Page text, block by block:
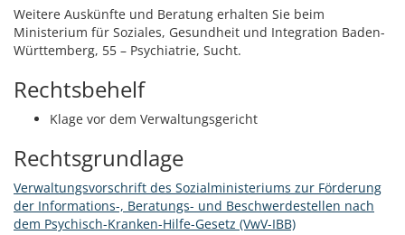
Weitere Auskünfte und Beratung erhalten Sie beim
Ministerium für Soziales, Gesundheit und Integration Baden-
Württemberg, 55 – Psychiatrie, Sucht.
Rechtsbehelf
Klage vor dem Verwaltungsgericht
Rechtsgrundlage
Verwaltungsvorschrift des Sozialministeriums zur Förderung
der Informations-, Beratungs- und Beschwerdestellen nach
dem Psychisch-Kranken-Hilfe-Gesetz (VwV-IBB)